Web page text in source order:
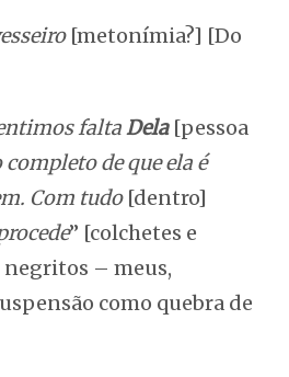
[metonímia?] [Do
faltaDela [pessoa
de que ela é
Com tudo [dentro]
” [colchetes e
– meus,
como quebra de